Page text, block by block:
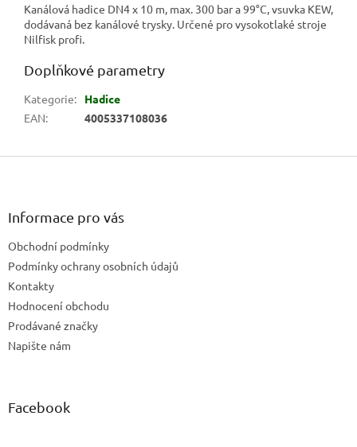
Kanálová hadice DN4 x 10 m, max. 300 bar a 99°C, vsuvka KEW,
dodávaná bez kanálové trysky. Určené pro vysokotlaké stroje
Nilfisk profi.
Doplňkové parametry
Kategorie:
Hadice
EAN: 4005337108036
Z
Informace pro vás
Obchodní podmínky
Podmínky ochrany osobních údajů
Kontakty
Hodnocení obchodu
Prodávané značky
Napište nám
Facebook